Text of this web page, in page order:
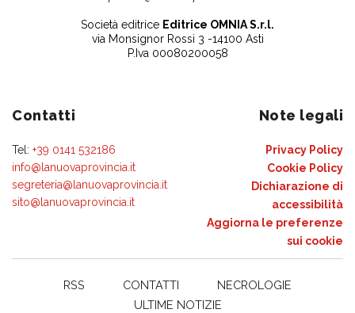
Società editrice Editrice OMNIA S.r.l.
via Monsignor Rossi 3 -14100 Asti
P.Iva 00080200058
Contatti
Tel: +39 0141 532186
info@lanuovaprovincia.it
segreteria@lanuovaprovincia.it
sito@lanuovaprovincia.it
Note legali
Privacy Policy
Cookie Policy
Dichiarazione di
accessibilità
Aggiorna le preferenze
sui cookie
RSS CONTATTI
NECROLOGIE
ULTIME NOTIZIE